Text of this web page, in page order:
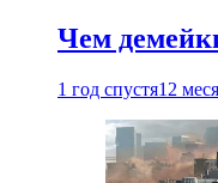
Чем
1 год спустя12